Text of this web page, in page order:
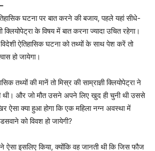
घटना पर बात करने की बजाय, पहले यहां सीधे-
क्लियोपेट्रा के विषय में बात करना ज्यादा उचित रहेगा।
ऐतिहासिक घटना को तथ्यों के साथ पेश करें तो
हो जायेगा।
तथ्यों की मानें तो मिस्र की साम्राज्ञी क्लियोपेट्रा ने
थी। और जो मौत उसने अपने लिए खुद ही चुनी थी उससे
ऐसा क्या हुआ होगा कि एक महिला नग्न अवस्था में
को विवश हो जायेगी?
ऐसा इसलिए किया, क्योंकि वह जानती थी कि जिस फौज